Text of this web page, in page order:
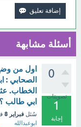
أسئلة مشابهة
0
تصويتات
1
إجابة
اول من وضع
الصحابي :
الخطاب.
ابي طالب
سُئل فبراير 8
ابوعبدالله